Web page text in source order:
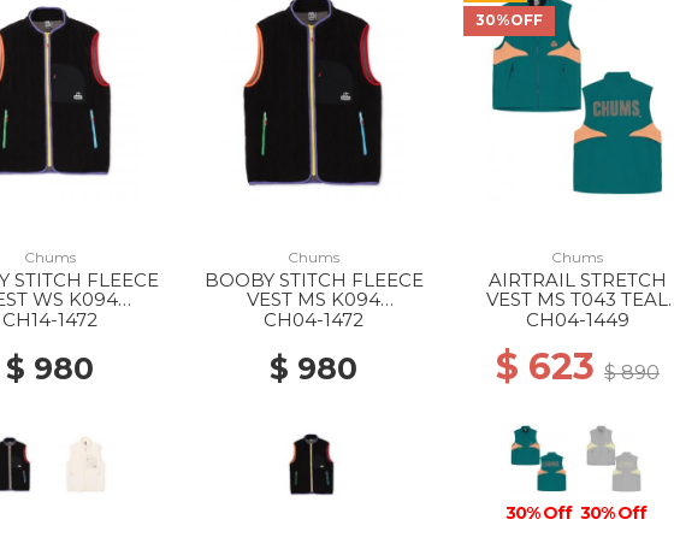
Chums
STITCH FLEECE
WS K094
RAINBOW
CH14-1472
$ 980
Chums
BOOBY STITCH FLEECE
VEST MS K094
BLACK/RAINBOW
CH04-1472
$ 980
30%OFF
Chums
AIRTRAIL STRETCH
VEST MS T043 TEAL
GREEN/ORANGE
CH04-1449
$ 623 $ 890
30% Off 30% Off